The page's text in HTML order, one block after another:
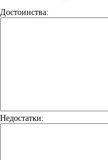
Достоинства:
Недостатки: